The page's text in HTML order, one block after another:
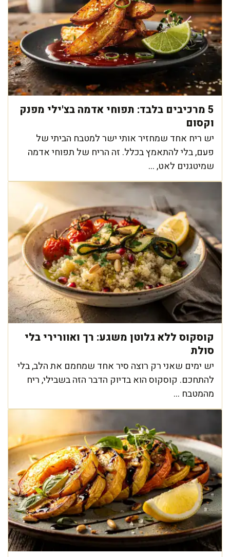
5 מרכיבים בלבד: תפוחי אדמה בצ'ילי מפנק
וקסום
יש ריח אחד שמחזיר אותי ישר למטבח הביתי של
פעם, בלי להתאמץ בכלל. זה הריח של תפוחי אדמה
שמיטגנים לאט, ...
קוסקוס ללא גלוטן משגע: רך ואוורירי בלי
סולת
יש ימים שאני רק רוצה סיר אחד שמחמם את הלב, בלי
להתחכם. קוסקוס הוא בדיוק הדבר הזה בשבילי, ריח
מהמטבח ...